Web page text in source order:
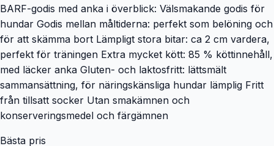
BARF-godis med anka i överblick: Välsmakande godis för
hundar Godis mellan måltiderna: perfekt som belöning och
för att skämma bort Lämpligt stora bitar: ca 2 cm vardera,
perfekt för träningen Extra mycket kött: 85 % köttinnehåll,
med läcker anka Gluten- och laktosfritt: lättsmält
sammansättning, för näringskänsliga hundar lämplig Fritt
från tillsatt socker Utan smakämnen och
konserveringsmedel och färgämnen
Bästa pris